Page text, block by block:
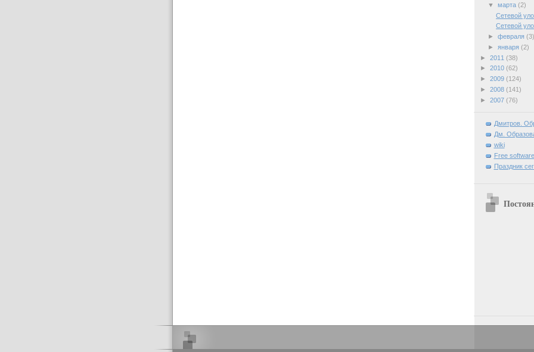
▼ марта (2)
Сетевой
Сетевой
► февраля (3)
► января (2)
► 2011 (38)
► 2010 (62)
► 2009 (124)
► 2008 (141)
► 2007 (76)
Дмитров.
Дм.
wiki
Free
Праздник